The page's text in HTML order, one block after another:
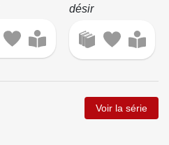
désir
Voir la série